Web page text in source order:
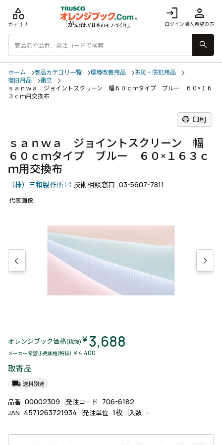
login
ログイン
person
購入希望の方
category
カテゴリ
search
ホーム 商品カテゴリ一覧 環境改善用品
防災・防犯用品
復旧用品
衝立
ｓａｎｗａ ジョイントスクリーン 幅６０ｃｍタイプ ブルー ６０×１６
３ｃｍ用交換布
print 印刷
ｓａｎｗａ ジョイントスクリーン 幅
６０ｃｍタイプ ブルー ６０×１６３ｃ
ｍ用交換布
（株）三和製作所 技術相談窓口 03-5607-7811
代表画像
オレンジブック価格(税抜) ￥3,688
メーカー希望小売価格(税抜) ￥4,400
取寄品
local_shipping 送料別途
品番 00002309 発注コード 706-6182
JAN 4571263721934 発注単位 1枚 入数 -